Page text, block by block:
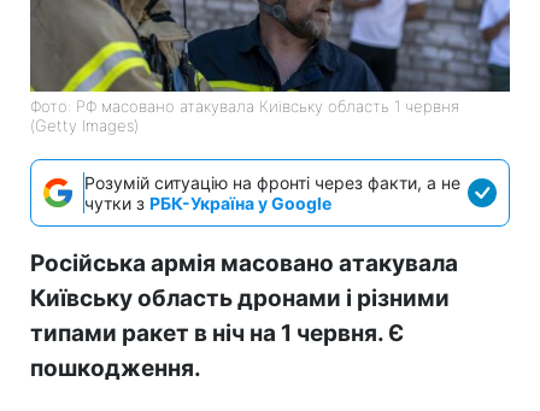
Фото: РФ масовано атакувала Київську область 1 червня
(Getty Images)
Розумій ситуацію на фронті через факти, а не
чутки з РБК-Україна у Google
Російська армія масовано атакувала
Київську область дронами і різними
типами ракет в ніч на 1 червня. Є
пошкодження.